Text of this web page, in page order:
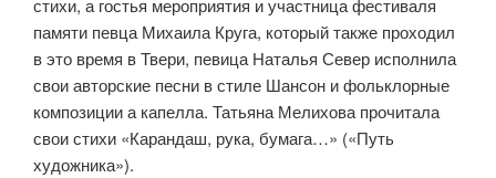
стихи, а гостья мероприятия и участница фестиваля
памяти певца Михаила Круга, который также проходил
в это время в Твери, певица Наталья Север исполнила
свои авторские песни в стиле Шансон и фольклорные
композиции а капелла. Татьяна Мелихова прочитала
свои стихи «Карандаш, рука, бумага…» («Путь
художника»).